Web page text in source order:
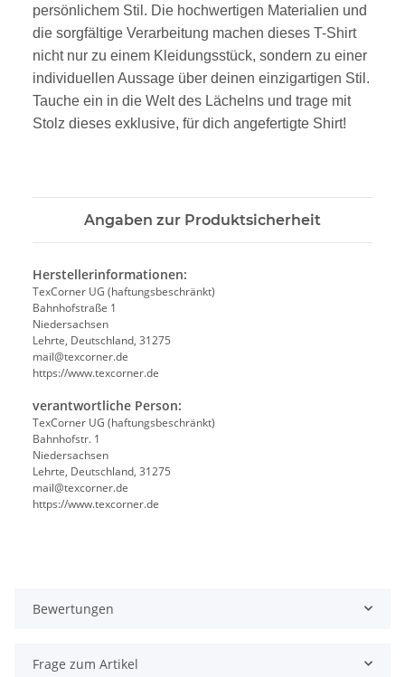
persönlichem Stil. Die hochwertigen Materialien und
die sorgfältige Verarbeitung machen dieses T-Shirt
nicht nur zu einem Kleidungsstück, sondern zu einer
individuellen Aussage über deinen einzigartigen Stil.
Tauche ein in die Welt des Lächelns und trage mit
Stolz dieses exklusive, für dich angefertigte Shirt!
Angaben zur Produktsicherheit
Herstellerinformationen:
TexCorner UG (haftungsbeschränkt)
Bahnhofstraße 1
Niedersachsen
Lehrte, Deutschland, 31275
mail@texcorner.de
https://www.texcorner.de
verantwortliche Person:
TexCorner UG (haftungsbeschränkt)
Bahnhofstr. 1
Niedersachsen
Lehrte, Deutschland, 31275
mail@texcorner.de
https://www.texcorner.de
Bewertungen
Frage zum Artikel